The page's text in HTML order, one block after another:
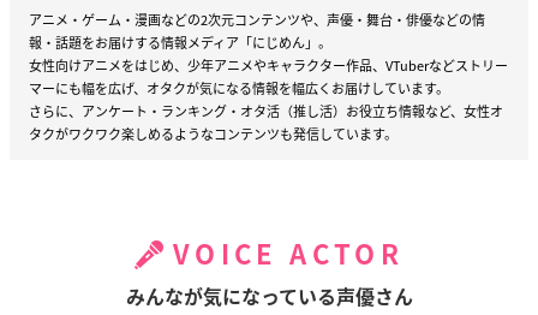
アニメ・ゲーム・漫画などの2次元コンテンツや、声優・舞台・俳優などの情
報・話題をお届けする情報メディア「にじめん」。
女性向けアニメをはじめ、少年アニメやキャラクター作品、VTuberなどストリー
マーにも幅を広げ、オタクが気になる情報を幅広くお届けしています。
さらに、アンケート・ランキング・オタ活（推し活）お役立ち情報など、女性オ
タクがワクワク楽しめるようなコンテンツも発信しています。
VOICE ACTOR
みんなが気になっている声優さん